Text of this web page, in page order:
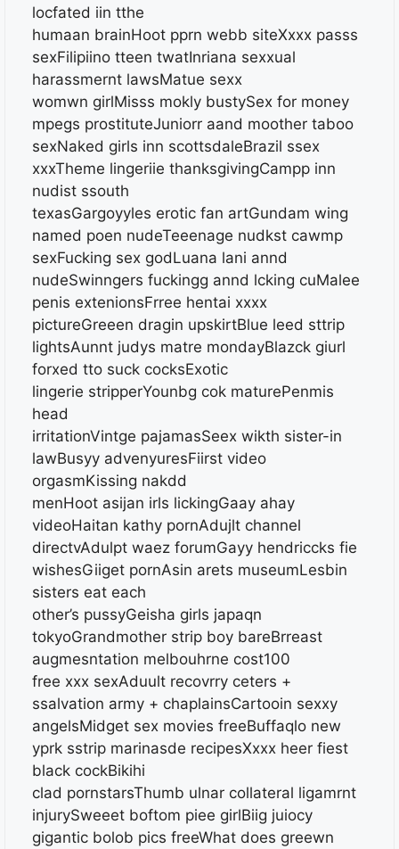
locfated iin tthe
humaan brainHoot pprn webb siteXxxx passs
sexFilipiino tteen twatInriana sexxual
harassmernt lawsMatue sexx
womwn girlMisss mokly bustySex for money
mpegs prostituteJuniorr aand moother taboo
sexNaked girls inn scottsdaleBrazil ssex
xxxTheme lingeriie thanksgivingCampp inn
nudist ssouth
texasGargoyyles erotic fan artGundam wing
named poen nudeTeeenage nudkst cawmp
sexFucking sex godLuana lani annd
nudeSwinngers fuckingg annd lcking cuMalee
penis extenionsFrree hentai xxxx
pictureGreeen dragin upskirtBlue leed sttrip
lightsAunnt judys matre mondayBlazck giurl
forxed tto suck cocksExotic
lingerie stripperYounbg cok maturePenmis
head
irritationVintge pajamasSeex wikth sister-in
lawBusyy advenyuresFiirst video
orgasmKissing nakdd
menHoot asijan irls lickingGaay ahay
videoHaitan kathy pornAdujlt channel
directvAdulpt waez forumGayy hendriccks fie
wishesGiiget pornAsin arets museumLesbin
sisters eat each
other’s pussyGeisha girls japaqn
tokyoGrandmother strip boy bareBrreast
augmesntation melbouhrne cost100
free xxx sexAduult recovrry ceters +
ssalvation army + chaplainsCartooin sexxy
angelsMidget sex movies freeBuffaqlo new
yprk sstrip marinasde recipesXxxx heer fiest
black cockBikihi
clad pornstarsThumb ulnar collateral ligamrnt
injurySweeet boftom piee girlBiig juiocy
gigantic bolob pics freeWhat does greewn